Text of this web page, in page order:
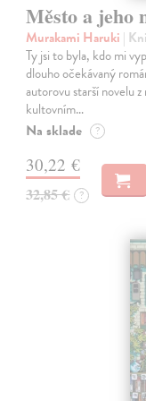
Město a jeho
Murakami Haruki |
Ty jsi to byla, kdo mi
dlouho očekávaný
autorovu starší novelu
kultovním…
Na sklade ?
30,22 €
32,85 € ?